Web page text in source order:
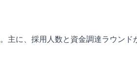
に、採用人数と資金調達ラウンド